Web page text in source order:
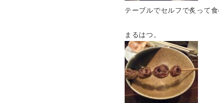
テーブルでセルフで炙って食
まるはつ。